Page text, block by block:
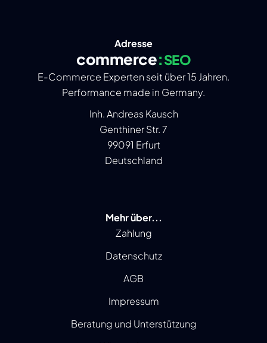
Adresse
commerce:SEO
E-Commerce Experten seit über 15 Jahren.
Performance made in Germany.
Inh. Andreas Kausch
Genthiner Str. 7
99091 Erfurt
Deutschland
Mehr über...
Zahlung
Datenschutz
AGB
Impressum
Beratung und Unterstützung